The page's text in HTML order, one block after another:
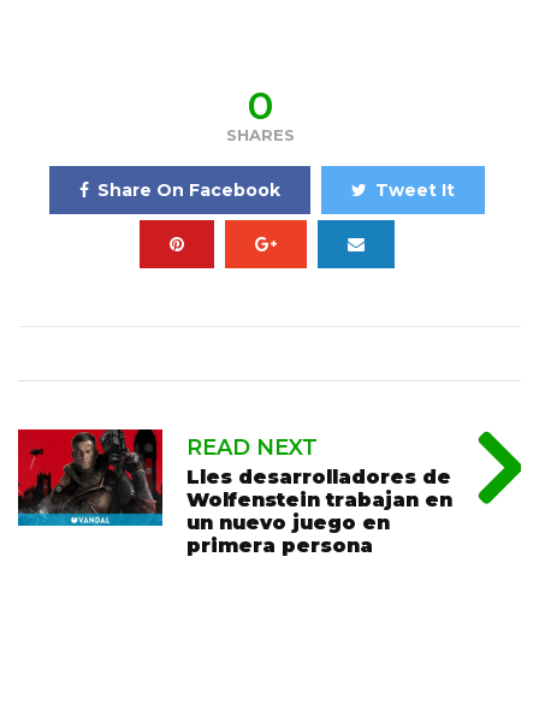
0
SHARES
Share On Facebook Tweet It
READ NEXT
Lles desarrolladores de
Wolfenstein trabajan en
un nuevo juego en
primera persona